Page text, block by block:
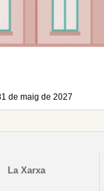
de maig de 2027
La Xarxa